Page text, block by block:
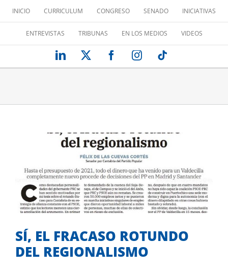
contenido
INICIO CURRICULUM CONGRESO SENADO INICIATIVAS
ENTREVISTAS TRIBUNAS EN LOS MEDIOS VIDEOS
LinkedIn FacebookInstagram
SÍ, EL FRACASO ROTUNDO DEL
REGIONALISMO
Tribuna de opinión
SÍ, EL FRACASO ROTUNDO
DEL REGIONALISMO